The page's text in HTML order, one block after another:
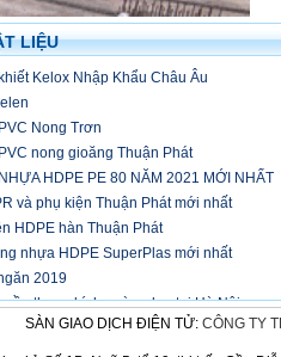
LIỆU
Kelox Nhập Khẩu Châu Âu
Nong Trơn
nong gioăng Thuận Phát
HDPE PE 80 NĂM 2021 MỚI NHẤT
và phụ kiện Thuận Phát mới nhất
HDPE hàn Thuận Phát
nhựa HDPE SuperPlas mới nhất
2019
cầu thang kính cường lực tại Hà Nội
SÀN GIAO DỊCH ĐIỆN TỬ: CÔNG TY